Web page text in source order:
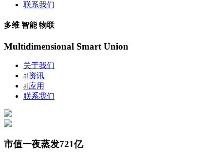
联系我们
多维 智能 物联
Multidimensional Smart Union
关于我们
ai资讯
ai应用
联系我们
市值一夜蒸发721亿